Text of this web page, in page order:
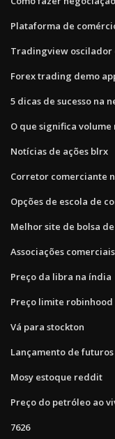
Plataforma de
Tradingview oscilador
Forex trading demo
5 dicas de sucesso na
O que significa
Notícias de ações blrx
Corretor comerciante
Opções de escola de
Melhor site de bolsa
Associações
Preço da libra na índia
Preço limite robinhood
Vá para stockton
Lançamento de
Mosy estoque reddit
Preço do petróleo ao
7626